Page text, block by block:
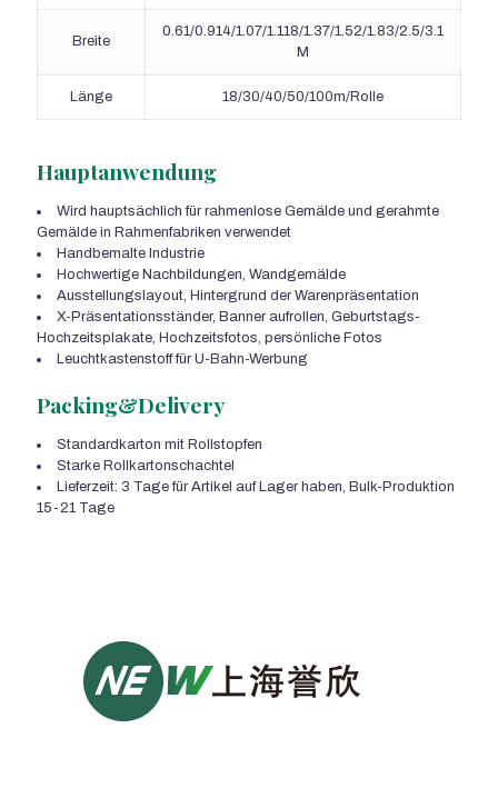
Breite
0.61/0.914/1.07/1.118/1.37/1.52/1.83/2.5/3.1
M
Länge 18/30/40/50/100m/Rolle
Hauptanwendung
Wird hauptsächlich für rahmenlose Gemälde und gerahmte
Gemälde in Rahmenfabriken verwendet
Handbemalte Industrie
Hochwertige Nachbildungen, Wandgemälde
Ausstellungslayout, Hintergrund der Warenpräsentation
X-Präsentationsständer, Banner aufrollen, Geburtstags-
Hochzeitsplakate, Hochzeitsfotos, persönliche Fotos
Leuchtkastenstoff für U-Bahn-Werbung
Packing&Delivery
Standardkarton mit Rollstopfen
Starke Rollkartonschachtel
Lieferzeit: 3 Tage für Artikel auf Lager haben, Bulk-Produktion
15-21 Tage